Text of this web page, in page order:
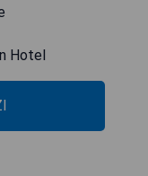
Hotel